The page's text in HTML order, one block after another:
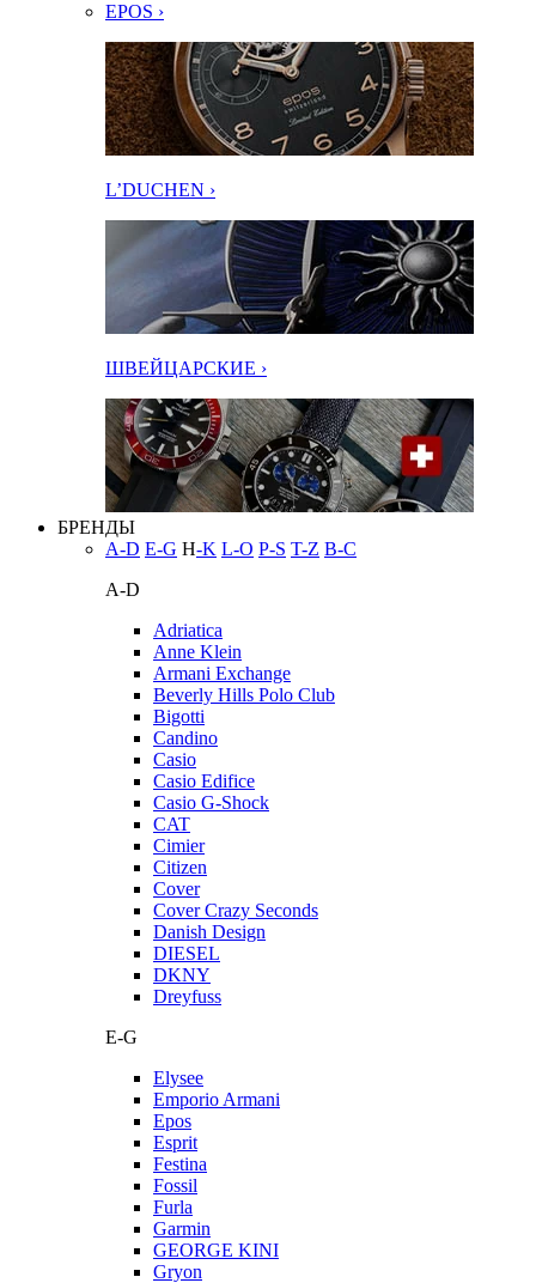
EPOS ›
L’DUCHEN ›
ШВЕЙЦАРСКИЕ ›
БРЕНДЫ
A-D E-G H-K L-O P-S T-Z В-С
A-D
Adriatica
Anne Klein
Armani Exchange
Beverly Hills Polo Club
Bigotti
Candino
Casio
Casio Edifice
Casio G-Shock
CAT
Cimier
Citizen
Cover
Cover Crazy Seconds
Danish Design
DIESEL
DKNY
Dreyfuss
E-G
Elysee
Emporio Armani
Epos
Esprit
Festina
Fossil
Furla
Garmin
GEORGE KINI
Gryon